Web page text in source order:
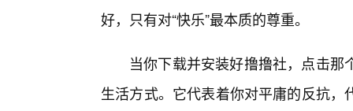
好，只有对“快乐”最本质的尊重。
当你下载并安装好撸撸社，点击
生活方式。它代表着你对平庸的反抗